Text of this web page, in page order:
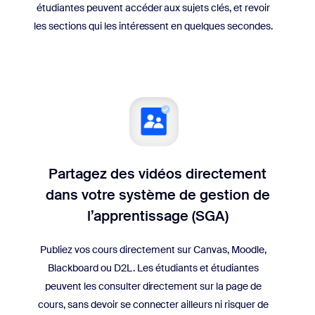
étudiantes peuvent accéder aux sujets clés, et revoir
les sections qui les intéressent en quelques secondes.
Partagez des vidéos directement
dans votre système de gestion de
l’apprentissage (SGA)
Publiez vos cours directement sur Canvas, Moodle,
Blackboard ou D2L. Les étudiants et étudiantes
peuvent les consulter directement sur la page de
cours, sans devoir se connecter ailleurs ni risquer de